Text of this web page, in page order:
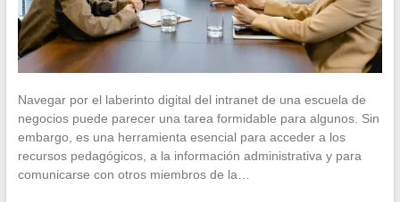
Navegar por el laberinto digital del intranet de una escuela de
negocios puede parecer una tarea formidable para algunos. Sin
embargo, es una herramienta esencial para acceder a los
recursos pedagógicos, a la información administrativa y para
comunicarse con otros miembros de la…